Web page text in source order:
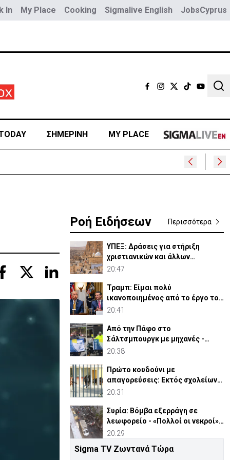
In My Place Cooking Sigmalive English JobsCyprus
ΣΗΜΕΡΙΝΗ MY PLACE
Ροή Ειδήσεων Περισσότερα
ΥΠΕΞ: Δράσεις για στήριξη
χριστιανικών και άλλων
κοινοτήτων στη Μέση Ανατολή
20:47
Τραμπ: Είμαι πολύ
ικανοποιημένος από το έργο του
Χέγκσεθ στο Υπ. Άμυνας
20:41
Από την Πάφο στο
Σάλτσμπουργκ με μηχανές -
6.000 χιλιόμετρα για την ομάδα
20:38
Πρώτο κουδούνι με
απαγορεύσεις: Εκτός σχολείων
εμβλήματα κομμάτων και
20:31
Συρία: Βόμβα εξερράγη σε
λεωφορείο - «Πολλοί οι νεκροί»
(ΒΙΝΤΕΟ)
20:29
Πρόεδρος ΚΟΑΕ: Θα κάνω ό,τι
Sigma TV Ζωντανά Τώρα